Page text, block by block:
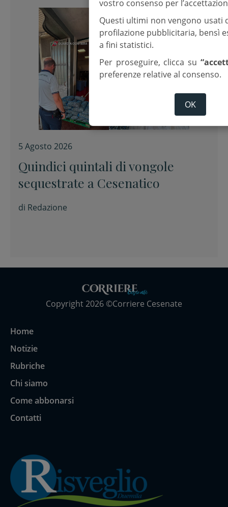
5 Agosto 2026
Quindici quintali di vongole
sequestrate a Cesenatico
di Redazione
Copyright 2026 ©Corriere Cesenate
Home
Notizie
Rubriche
Chi siamo
Come abbonarsi
Contatti
vostro consenso per
Questi ultimi non vengono usati
profilazione pubblicitaria, bensì
a fini statistici.
Per proseguire, clicca su
preferenze relative al consenso.
OK